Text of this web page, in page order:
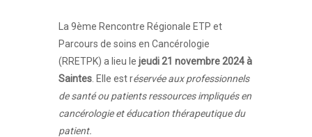
La 9ème Rencontre Régionale ETP et
Parcours de soins en Cancérologie
(RRETPK) a lieu le jeudi 21 novembre 2024 à
Saintes . Elle est réservée aux professionnels
de santé ou patients ressources impliqués en
cancérologie et éducation thérapeutique du
patient.